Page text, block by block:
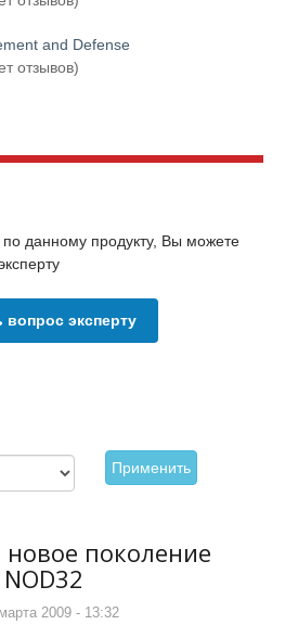
and Defense
отзывов)
данному продукту, Вы можете
вопрос эксперту
Применить
новое поколение
2009 - 13:32